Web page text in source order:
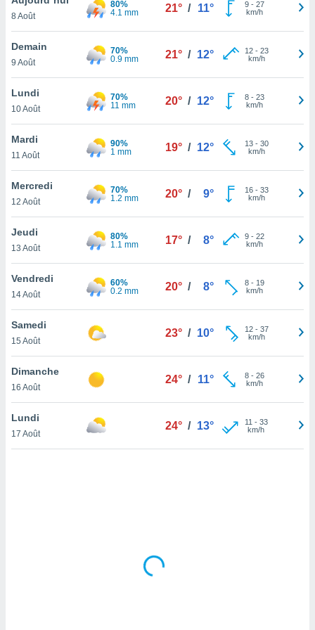
et
»,
au
vous
qu'ils
ou
le
ainsi
un
la
du
en
de
8 Août
80%
4.1 mm
21° / 11° 9- 27
km/h
Demain
9 Août
70%
0.9 mm
21° / 12° 12- 23
km/h
Lundi
10 Août
70%
11 mm
20° / 12° 8- 23
km/h
Mardi
11 Août
90%
1 mm
19° / 12° 13- 30
km/h
Mercredi
12 Août
70%
1.2 mm
20° / 9° 16- 33
km/h
Jeudi
13 Août
80%
1.1 mm
17° / 8° 9- 22
km/h
Vendredi
14 Août
60%
0.2 mm
20° / 8° 8- 19
km/h
Samedi
15 Août
23° / 10° 12- 37
km/h
Dimanche
16 Août
24° / 11° 8- 26
km/h
Lundi
17 Août
24° / 13° 11 - 33
km/h